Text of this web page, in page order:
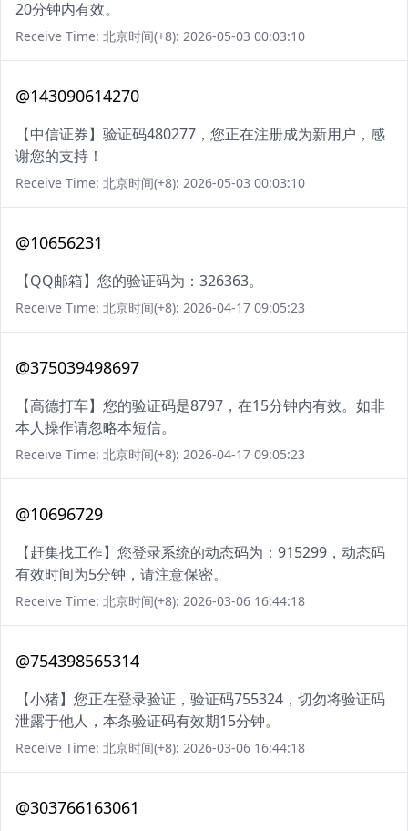
20分钟内有效。
Receive Time: 北京时间(+8): 2026-05-03 00:03:10
@143090614270
【中信证券】验证码480277，您正在注册成为新用户，感
谢您的支持！
Receive Time: 北京时间(+8): 2026-05-03 00:03:10
@10656231
【QQ邮箱】您的验证码为：326363。
Receive Time: 北京时间(+8): 2026-04-17 09:05:23
@375039498697
【高德打车】您的验证码是8797，在15分钟内有效。如非
本人操作请忽略本短信。
Receive Time: 北京时间(+8): 2026-04-17 09:05:23
@10696729
【赶集找工作】您登录系统的动态码为：915299，动态码
有效时间为5分钟，请注意保密。
Receive Time: 北京时间(+8): 2026-03-06 16:44:18
@754398565314
【小猪】您正在登录验证，验证码755324，切勿将验证码
泄露于他人，本条验证码有效期15分钟。
Receive Time: 北京时间(+8): 2026-03-06 16:44:18
@303766163061